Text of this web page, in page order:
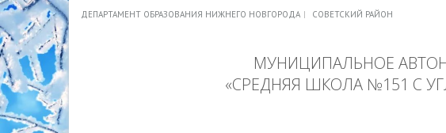
ДЕПАРТАМЕНТ ОБРАЗОВАНИЯ НИЖНЕГО НОВГОРОДА СОВЕТСКИЙ РАЙОН
МУНИЦИПАЛЬНОЕ
«СРЕДНЯЯ ШКОЛА №151 С